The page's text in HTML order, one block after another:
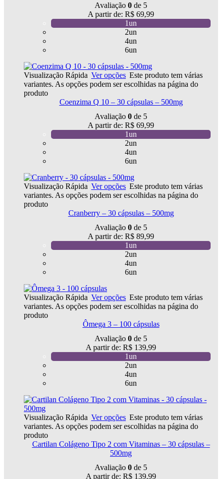
Avaliação 0 de 5
A partir de: R$ 69,99
1un
2un
4un
6un
Visualização Rápida Ver opções Este produto tem várias
variantes. As opções podem ser escolhidas na página do
produto
Coenzima Q 10 – 30 cápsulas – 500mg
Avaliação 0 de 5
A partir de: R$ 69,99
1un
2un
4un
6un
Visualização Rápida Ver opções Este produto tem várias
variantes. As opções podem ser escolhidas na página do
produto
Cranberry – 30 cápsulas – 500mg
Avaliação 0 de 5
A partir de: R$ 89,99
1un
2un
4un
6un
Visualização Rápida Ver opções Este produto tem várias
variantes. As opções podem ser escolhidas na página do
produto
Ômega 3 – 100 cápsulas
Avaliação 0 de 5
A partir de: R$ 139,99
1un
2un
4un
6un
Visualização Rápida Ver opções Este produto tem várias
variantes. As opções podem ser escolhidas na página do
produto
Cartilan Colágeno Tipo 2 com Vitaminas – 30 cápsulas –
500mg
Avaliação 0 de 5
A partir de: R$ 139,99